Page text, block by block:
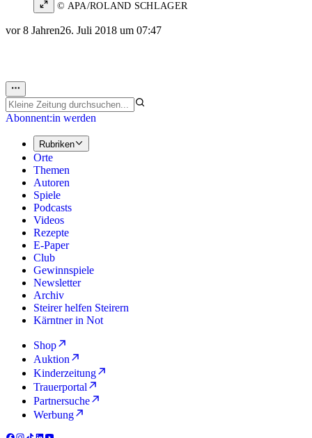
© APA/ROLAND SCHLAGER
vor 8 Jahren26. Juli 2018 um 07:47
Abonnent:in werden
Rubriken
Orte
Themen
Autoren
Spiele
Podcasts
Videos
Rezepte
E-Paper
Club
Gewinnspiele
Newsletter
Archiv
Steirer helfen Steirern
Kärntner in Not
Shop
Auktion
Kinderzeitung
Trauerportal
Partnersuche
Werbung